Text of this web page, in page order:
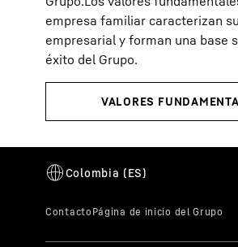
empresa familiar caracterizan
empresarial y forman una base
éxito del Grupo.